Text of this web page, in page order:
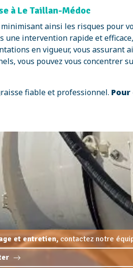
à Le Taillan-Médoc
ainsi les risques pour
une intervention rapide et
en vigueur, vous
vous pouvez vous concentrer
fiable et professionnel.
et entretien,contactez notre